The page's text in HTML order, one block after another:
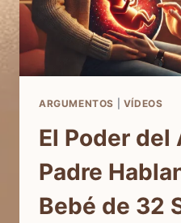
ARGUMENTOS VÍDEOS
El Poder del
Padre
Bebé de 32